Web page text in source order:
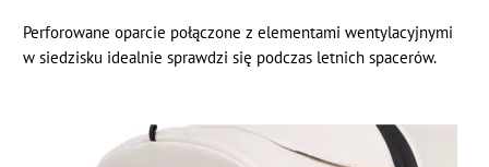
Perforowane oparcie połączone z elementami wentylacyjnymi
w siedzisku idealnie sprawdzi się podczas letnich spacerów.